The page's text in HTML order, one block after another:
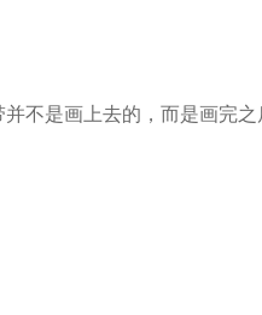
不是画上去的，而是画完